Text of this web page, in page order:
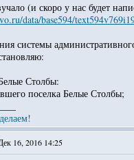
(и скоро у нас будет
data/base594/
системы
Столбы:
поселка Белые Столбы;
16, 2016 14:25